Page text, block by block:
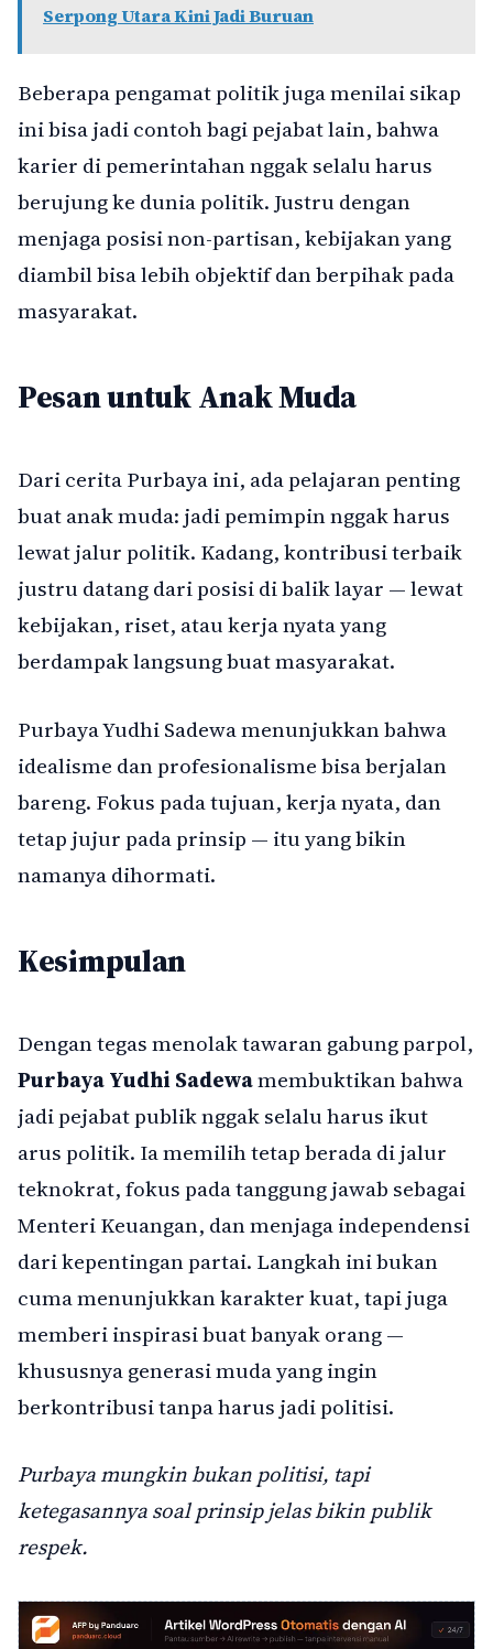
Serpong Utara Kini Jadi Buruan
Beberapa pengamat politik juga menilai sikap
ini bisa jadi contoh bagi pejabat lain, bahwa
karier di pemerintahan nggak selalu harus
berujung ke dunia politik. Justru dengan
menjaga posisi non-partisan, kebijakan yang
diambil bisa lebih objektif dan berpihak pada
masyarakat.
Pesan untuk Anak Muda
Dari cerita Purbaya ini, ada pelajaran penting
buat anak muda: jadi pemimpin nggak harus
lewat jalur politik. Kadang, kontribusi terbaik
justru datang dari posisi di balik layar — lewat
kebijakan, riset, atau kerja nyata yang
berdampak langsung buat masyarakat.
Purbaya Yudhi Sadewa menunjukkan bahwa
idealisme dan profesionalisme bisa berjalan
bareng. Fokus pada tujuan, kerja nyata, dan
tetap jujur pada prinsip — itu yang bikin
namanya dihormati.
Kesimpulan
Dengan tegas menolak tawaran gabung parpol,
Purbaya Yudhi Sadewamembuktikan bahwa
jadi pejabat publik nggak selalu harus ikut
arus politik. Ia memilih tetap berada di jalur
teknokrat, fokus pada tanggung jawab sebagai
Menteri Keuangan, dan menjaga independensi
dari kepentingan partai. Langkah ini bukan
cuma menunjukkan karakter kuat, tapi juga
memberi inspirasi buat banyak orang —
khususnya generasi muda yang ingin
berkontribusi tanpa harus jadi politisi.
Purbaya mungkin bukan politisi, tapi
ketegasannya soal prinsip jelas bikin publik
respek.